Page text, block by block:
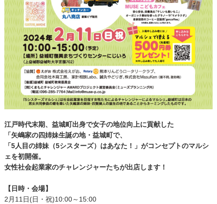
江戸時代末期、益城町出身で女子の地位向上に貢献した
「矢嶋家の四姉妹生誕の地・益城町で、
「5人目の姉妹（5シスターズ）はあなた！」がコンセプトのマルシ
ェを初開催。
女性社会起業家のチャレンジャーたちが出店します！
【日時・会場】
2月11日(日・祝)10:00～15:00